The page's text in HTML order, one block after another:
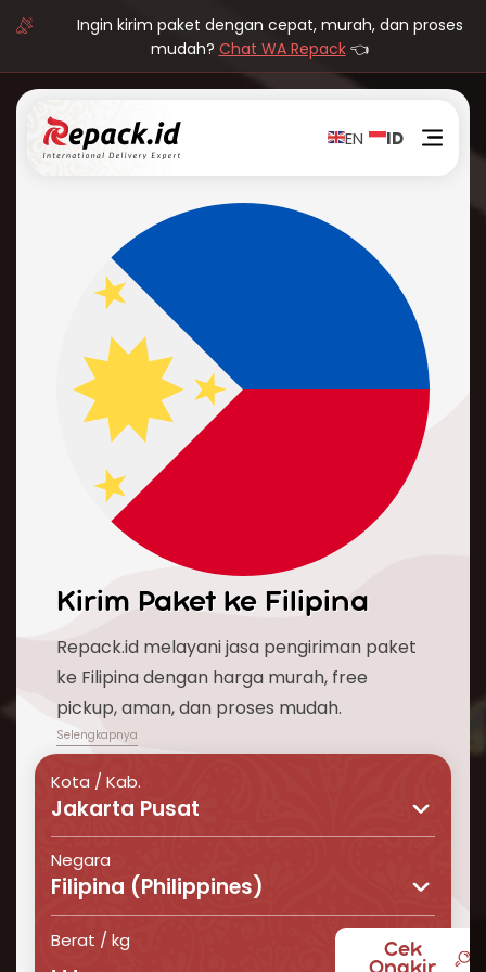
Ingin kirim paket dengan cepat, murah, dan proses
mudah? Chat WA Repack👈
EN ID
Kirim Paket ke Filipina
Repack.id melayani jasa pengiriman paket
ke Filipina dengan harga murah, free
pickup, aman, dan proses mudah.
Proses kirim paket ke Filipina kini semakin
Kota / Kab.
Jakarta Pusat
Negara
Filipina (Philippines)
Berat / kg
Cek
Ongkir